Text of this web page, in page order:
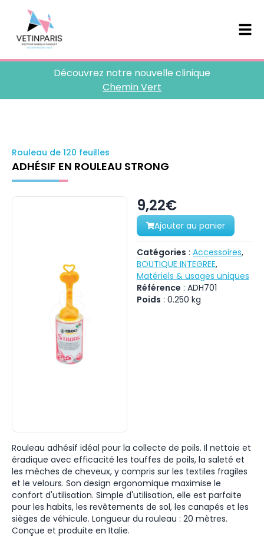
Découvrez notre nouvelle clinique
Chemin Vert
Rouleau de 120 feuilles
ADHÉSIF EN ROULEAU STRONG
9,22€
Ajouter au panier
Catégories : Accessoires,
BOUTIQUE INTEGREE,
Matériels & usages uniques
Référence : ADH701
Poids : 0.250 kg
Rouleau adhésif idéal pour la collecte de poils. Il nettoie et
éradique avec efficacité les touffes de poils, la saleté et
les mèches de cheveux, y compris sur les textiles fragiles
et le velours. Son design ergonomique maximise le
confort d'utilisation. Simple d'utilisation, elle est parfaite
pour les habits, les revêtements de sol, les canapés et les
sièges de véhicule. Longueur du rouleau : 20 mètres.
Conçue et produite en Italie.